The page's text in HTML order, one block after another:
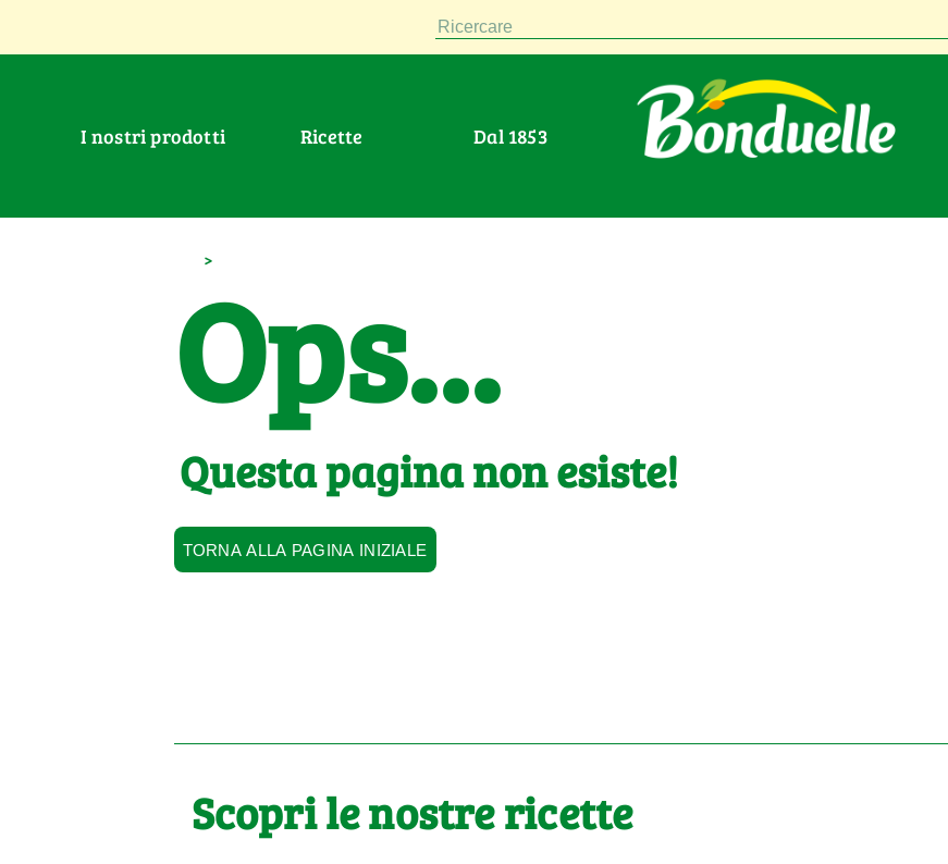
Ricercare
I nostri prodotti Ricette Dal 1853
>
Ops...
Questa pagina non esiste!
TORNA ALLA PAGINA INIZIALE
Scopri le nostre ricette